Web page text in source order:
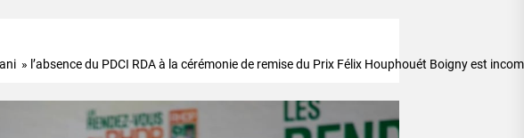
» l’absence du PDCI RDA à la cérémonie de remise du Prix Félix Houphouét Boigny est